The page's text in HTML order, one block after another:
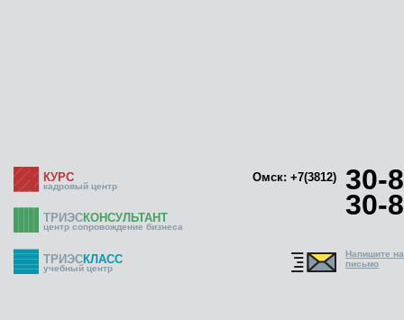
КУРС
кадровый центр
Омск: +7(3812) 30-
30-
ТРИЭСКОНСУЛЬТАНТ
центр сопровождение бизнеса
ТРИЭСКЛАСС
учебный центр
Напишите
письмо